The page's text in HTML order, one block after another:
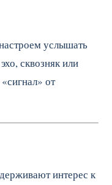
услышать
сквозняк или
от
интерес к